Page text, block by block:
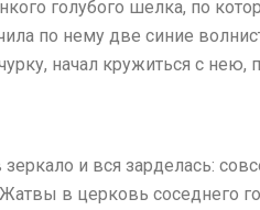
голубого шелка, по
по нему две синие
начал кружиться с нею,
и вся зарделась:
в церковь соседнего